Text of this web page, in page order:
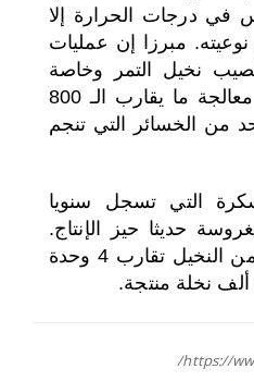
في درجات الحرارة إلا
مبرزا إن عمليات
نخيل التمر وخاصة
“البوفروة”. مكنت من معالجة ما يقارب الـ 800
من الخسائر التي تنجم
التي تسجل سنويا
حديثا حيز الإنتاج.
تتوفر على ثروة هامة من النخيل تقارب 4 وحدة
https://